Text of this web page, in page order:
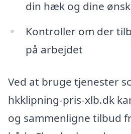
din hæk og dine
Kontroller om der
på arbejdet
Ved at bruge tjenester
hkklipning-pris-xlb.dk
og sammenligne tilbud